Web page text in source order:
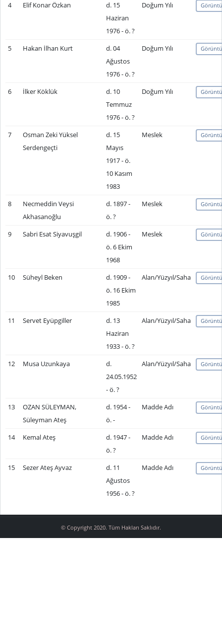
4 Elif Konar Özkan
d. 15
Haziran
1976 - ö. ?
Doğum Yılı
5 Hakan İlhan Kurt
d. 04
Ağustos
1976 - ö. ?
Doğum Yılı
6 İlker Köklük
d. 10
Temmuz
1976 - ö. ?
Doğum Yılı
7
Osman Zeki Yüksel
Serdengeçti
d. 15
Mayıs
1917 - ö.
10 Kasım
1983
Meslek
8
Necmeddin Veysi
Akhasanoğlu
d. 1897 -
ö. ?
Meslek
9 Sabri Esat Siyavuşgil
d. 1906 -
ö. 6 Ekim
1968
Meslek
10 Süheyl Beken
d. 1909 -
ö. 16 Ekim
1985
Alan/Yüzyıl/Saha
11 Servet Eyüpgiller
d. 13
Haziran
1933 - ö. ?
Alan/Yüzyıl/Saha
12 Musa Uzunkaya
d.
24.05.1952
- ö. ?
Alan/Yüzyıl/Saha
13
OZAN SÜLEYMAN,
Süleyman Ateş
d. 1954 -
ö. -
Madde Adı
14 Kemal Ateş
d. 1947 -
ö. ?
Madde Adı
15 Sezer Ateş Ayvaz
d. 11
Ağustos
1956 - ö. ?
Madde Adı
© Copyright 2020. Tüm Hakları Saklıdır.